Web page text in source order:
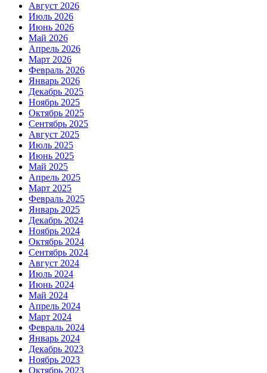
Август 2026
Июль 2026
Июнь 2026
Май 2026
Апрель 2026
Март 2026
Февраль 2026
Январь 2026
Декабрь 2025
Ноябрь 2025
Октябрь 2025
Сентябрь 2025
Август 2025
Июль 2025
Июнь 2025
Май 2025
Апрель 2025
Март 2025
Февраль 2025
Январь 2025
Декабрь 2024
Ноябрь 2024
Октябрь 2024
Сентябрь 2024
Август 2024
Июль 2024
Июнь 2024
Май 2024
Апрель 2024
Март 2024
Февраль 2024
Январь 2024
Декабрь 2023
Ноябрь 2023
Октябрь 2023